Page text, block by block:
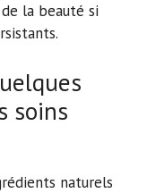
la beauté si
soins
naturels